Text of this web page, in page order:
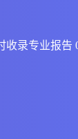
、组织与执行 交
录专业报